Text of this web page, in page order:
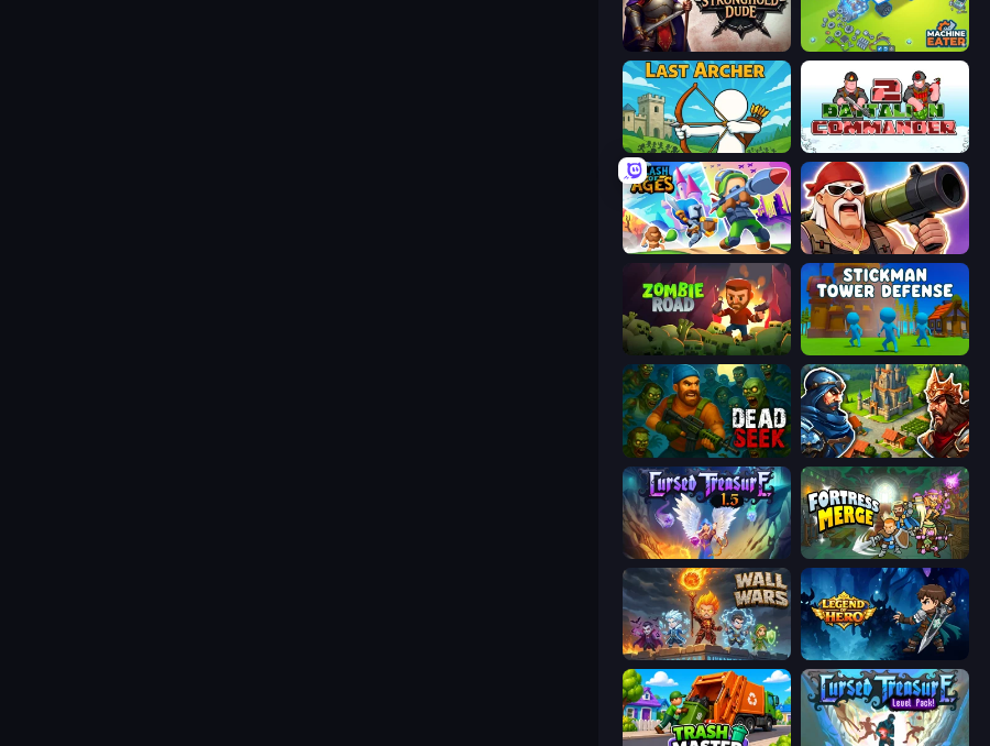
Stronghold Dude Machine Eater
Last Archer Battalion Commander 2
Clash of Ages Survival Ops
Zombie Road
Dead Seek Your Majesty - Build & Conquer
Cursed Treasure 1.5 Fortress Merge
Wall Wars Legend of Hero